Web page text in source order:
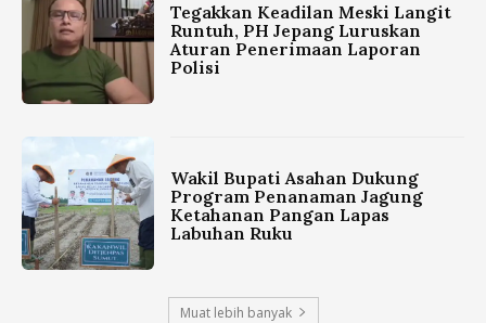
Tegakkan Keadilan Meski Langit
Runtuh, PH Jepang Luruskan
Aturan Penerimaan Laporan
Polisi
Wakil Bupati Asahan Dukung
Program Penanaman Jagung
Ketahanan Pangan Lapas
Labuhan Ruku
Muat lebih banyak